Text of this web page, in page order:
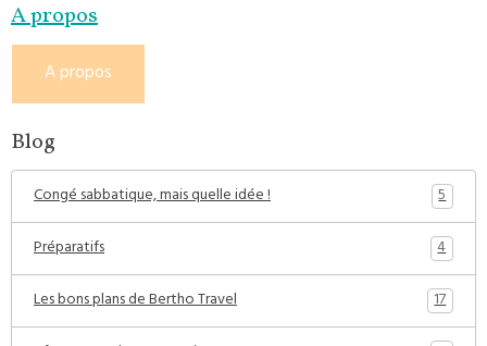
A propos
A propos
Blog
Congé sabbatique, mais quelle idée !
5
Préparatifs
4
Les bons plans de Bertho Travel
17